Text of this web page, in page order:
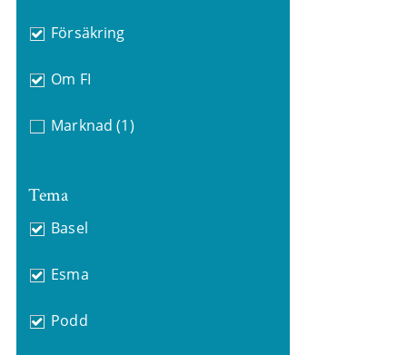
Försäkring
Om FI
Marknad (1)
Tema
Basel
Esma
Podd